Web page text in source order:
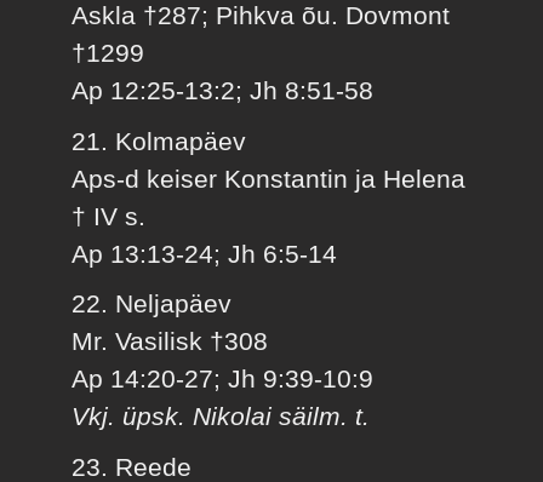
Askla †287; Pihkva õu. Dovmont
†1299
Ap 12:25-13:2; Jh 8:51-58
21. Kolmapäev
Aps-d keiser Konstantin ja Helena
† IV s.
Ap 13:13-24; Jh 6:5-14
22. Neljapäev
Mr. Vasilisk †308
Ap 14:20-27; Jh 9:39-10:9
Vkj. üpsk. Nikolai säilm. t.
23. Reede